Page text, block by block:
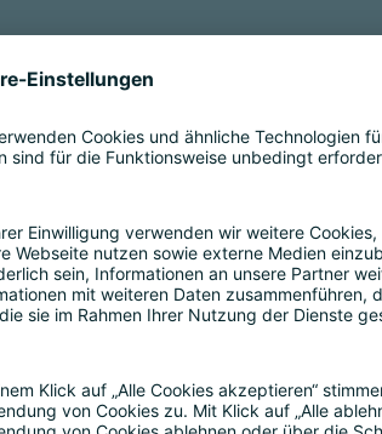
seit den frühen Tagen der
und Acquirer beim Aufbau der
Zahlungsbranche zu
Beratung verfügt sie über
Retail Banking in Europa, Amerika
der Beratungsfirma Oliver Wyman in
Senior VP bei Capgemini
Paris im Bereich